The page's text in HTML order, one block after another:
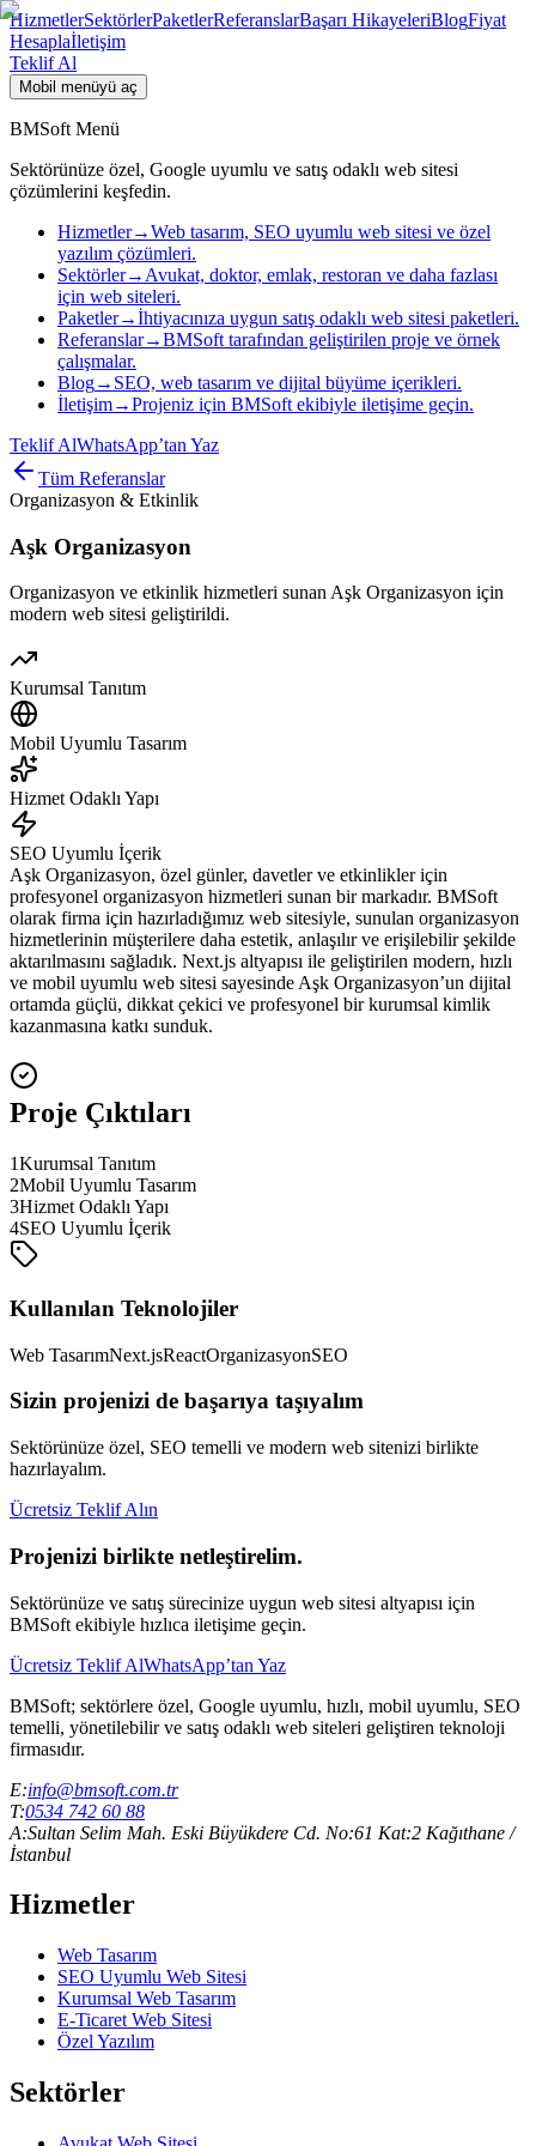
HizmetlerSektörlerPaketlerReferanslarBaşarı HikayeleriBlogFiyat
Hesaplaİletişim
Teklif Al
Mobil menüyü aç
BMSoft Menü
Sektörünüze özel, Google uyumlu ve satış odaklı web sitesi
çözümlerini keşfedin.
Hizmetler→Web tasarım, SEO uyumlu web sitesi ve özel
yazılım çözümleri.
Sektörler→ Avukat, doktor, emlak, restoran ve daha fazlası
için web siteleri.
Paketler→İhtiyacınıza uygun satış odaklı web sitesi paketleri.
Referanslar→BMSoft tarafından geliştirilen proje ve örnek
çalışmalar.
Blog→ SEO, web tasarım ve dijital büyüme içerikleri.
İletişim→Projeniz için BMSoft ekibiyle iletişime geçin.
Teklif AlWhatsApp’tan Yaz
Tüm Referanslar
Organizasyon & Etkinlik
Aşk Organizasyon
Organizasyon ve etkinlik hizmetleri sunan Aşk Organizasyon için
modern web sitesi geliştirildi.
Kurumsal Tanıtım
Mobil Uyumlu Tasarım
Hizmet Odaklı Yapı
SEO Uyumlu İçerik
Aşk Organizasyon, özel günler, davetler ve etkinlikler için
profesyonel organizasyon hizmetleri sunan bir markadır. BMSoft
olarak firma için hazırladığımız web sitesiyle, sunulan organizasyon
hizmetlerinin müşterilere daha estetik, anlaşılır ve erişilebilir şekilde
aktarılmasını sağladık. Next.js altyapısı ile geliştirilen modern, hızlı
ve mobil uyumlu web sitesi sayesinde Aşk Organizasyon’un dijital
ortamda güçlü, dikkat çekici ve profesyonel bir kurumsal kimlik
kazanmasına katkı sunduk.
Proje Çıktıları
1Kurumsal Tanıtım
2Mobil Uyumlu Tasarım
3Hizmet Odaklı Yapı
4SEO Uyumlu İçerik
Kullanılan Teknolojiler
Web TasarımNext.jsReactOrganizasyonSEO
Sizin projenizi de başarıya taşıyalım
Sektörünüze özel, SEO temelli ve modern web sitenizi birlikte
hazırlayalım.
Ücretsiz Teklif Alın
Projenizi birlikte netleştirelim.
Sektörünüze ve satış sürecinize uygun web sitesi altyapısı için
BMSoft ekibiyle hızlıca iletişime geçin.
Ücretsiz Teklif AlWhatsApp’tan Yaz
BMSoft; sektörlere özel, Google uyumlu, hızlı, mobil uyumlu, SEO
temelli, yönetilebilir ve satış odaklı web siteleri geliştiren teknoloji
firmasıdır.
E:info@bmsoft.com.tr
T:0534 742 60 88
A:Sultan Selim Mah. Eski Büyükdere Cd. No:61 Kat:2 Kağıthane /
İstanbul
Hizmetler
Web Tasarım
SEO Uyumlu Web Sitesi
Kurumsal Web Tasarım
E-Ticaret Web Sitesi
Özel Yazılım
Sektörler